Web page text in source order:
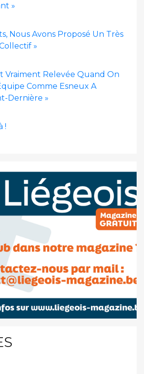
»
Nous Avons Proposé Un Très
»
Vraiment Relevée Quand On
Comme Esneux A
Dernière »
!